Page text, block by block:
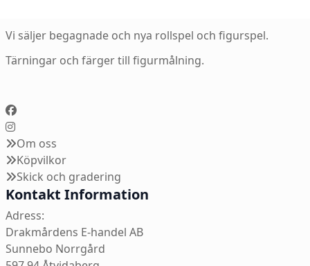
Vi säljer begagnade och nya rollspel och figurspel.
Tärningar och färger till figurmålning.
Om oss
Köpvilkor
Skick och gradering
Kontakt Information
Adress:
Drakmårdens E-handel AB
Sunnebo Norrgård